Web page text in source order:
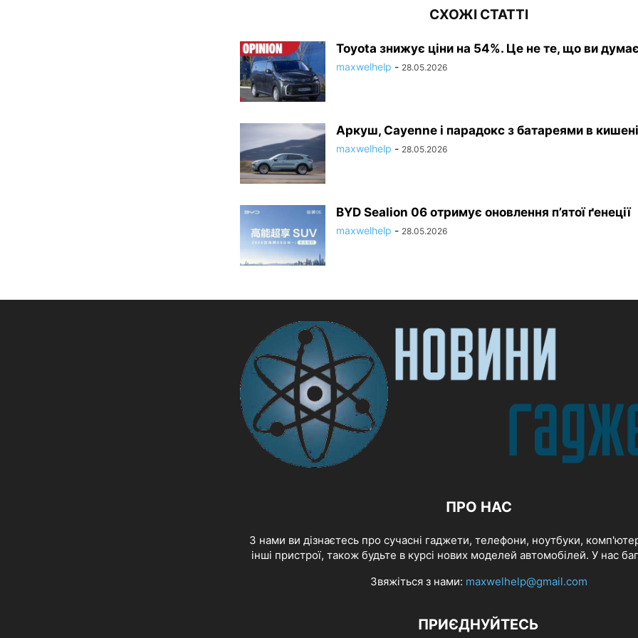
СХОЖІ СТАТТІ
Toyota знижує ціни на 54%. Це не те, що ви
maxwelhelp - 28.05.2026
Аркуш, Cayenne і парадокс з батареями в кишені
maxwelhelp - 28.05.2026
BYD Sealion 06 отримує оновлення п’ятої ґенеції
maxwelhelp - 28.05.2026
ПРО НАС
З нами ви дізнаєтесь про сучасні гаджети, телефони, ноутбуки,
інші пристрої, також будьте в курсі нових моделей автомобілей. У нас
Звяжіться з нами: maxwelhelp@gmail.com
ПРИЄДНУЙТЕСЬ